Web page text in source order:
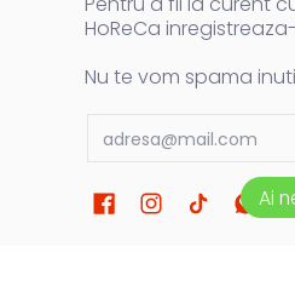
HoReCa
Nu te vom spama
Email
Ai